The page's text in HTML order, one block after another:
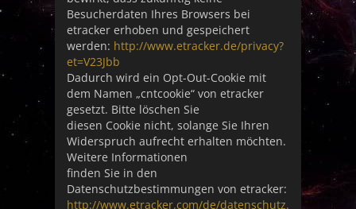
Besucherdaten Ihres Browsers bei
etracker erhoben und gespeichert
werden: http://www.etracker.de/privacy?
et=V23Jbb
Dadurch wird ein Opt-Out-Cookie mit
dem Namen „cntcookie“ von etracker
gesetzt. Bitte löschen Sie
diesen Cookie nicht, solange Sie Ihren
Widerspruch aufrecht erhalten möchten.
Weitere Informationen
finden Sie in den
Datenschutzbestimmungen von etracker:
http://www.etracker.com/de/datenschutz.